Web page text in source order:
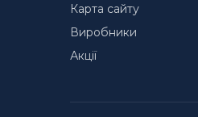
Карта сайту
Виробники
Акції